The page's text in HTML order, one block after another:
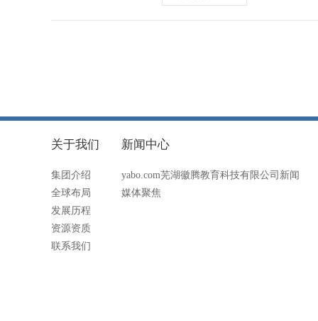
关于我们
集团介绍
全球布局
发展历程
资源资质
联系我们
新闻中心
yabo.com芜湖徽腾教育科技有限公司新闻
媒体聚焦